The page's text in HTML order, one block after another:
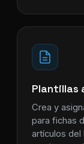
Plantillas
Crea y
para fichas
artículos del